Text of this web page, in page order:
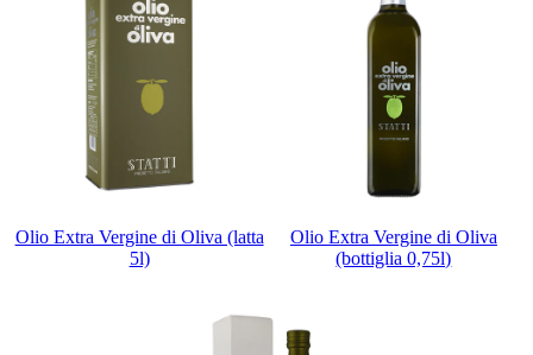
Olio Extra Vergine di Oliva (latta
5l)
Olio Extra Vergine di Oliva
(bottiglia 0,75l)